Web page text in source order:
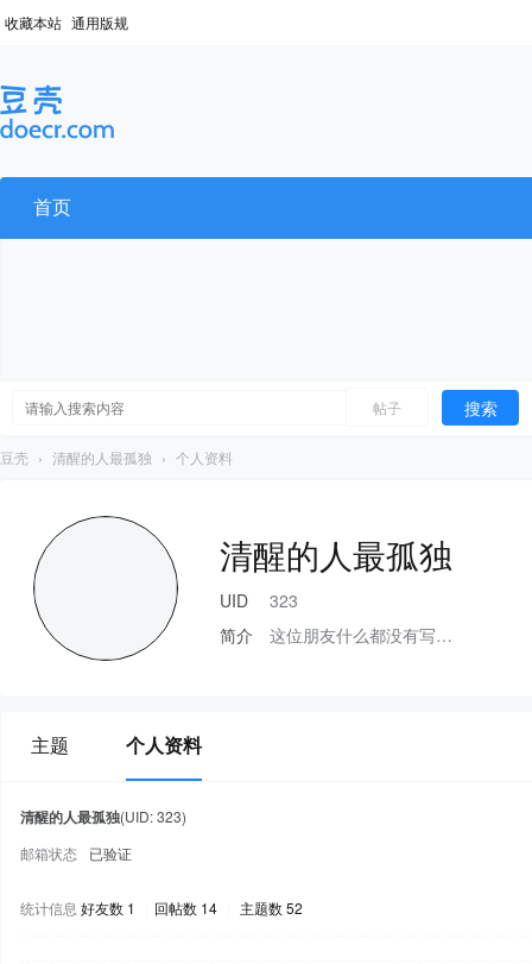
收藏本站 通用版规
首页
帖子 搜索
豆壳 › 清醒的人最孤独 › 个人资料
清醒的人最孤独
UID
323
简介
这位朋友什么都没有写…
主题 个人资料
清醒的人最孤独(UID: 323)
邮箱状态
已验证
统计信息 好友数 1 回帖数 14 主题数 52